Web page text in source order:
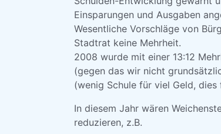
Einsparungen und Ausgaben
Wesentliche Vorschläge von
Stadtrat keine Mehrheit.
2008 wurde mit einer 13:12
(gegen das wir nicht
(wenig Schule für viel Geld,
In diesem Jahr wären
reduzieren, z.B.